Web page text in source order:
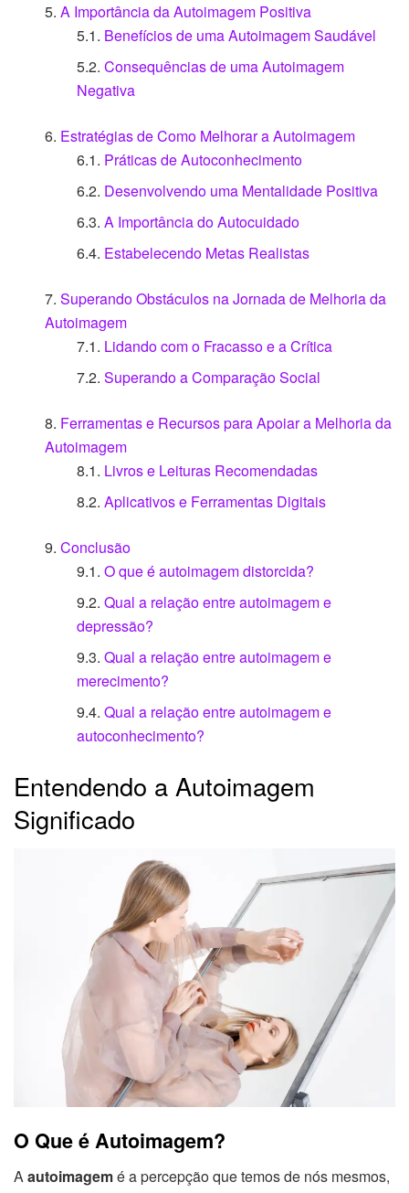
A Importância da Autoimagem Positiva
Benefícios de uma Autoimagem Saudável
Consequências de uma Autoimagem
Negativa
Estratégias de Como Melhorar a Autoimagem
Práticas de Autoconhecimento
Desenvolvendo uma Mentalidade Positiva
A Importância do Autocuidado
Estabelecendo Metas Realistas
Superando Obstáculos na Jornada de Melhoria da
Autoimagem
Lidando com o Fracasso e a Crítica
Superando a Comparação Social
Ferramentas e Recursos para Apoiar a Melhoria da
Autoimagem
Livros e Leituras Recomendadas
Aplicativos e Ferramentas Digitais
Conclusão
O que é autoimagem distorcida?
Qual a relação entre autoimagem e
depressão?
Qual a relação entre autoimagem e
merecimento?
Qual a relação entre autoimagem e
autoconhecimento?
Entendendo a Autoimagem
Significado
O Que é Autoimagem?
Aautoimagemé a percepção que temos de nós mesmos,